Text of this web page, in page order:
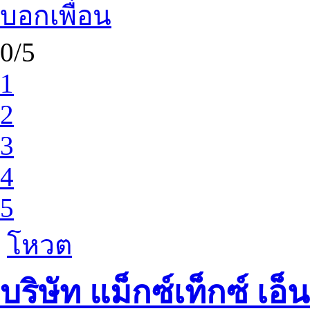
บอกเพื่อน
0/5
1
2
3
4
5
โหวต
บริษัท แม็กซ์เท็กซ์ เอ็